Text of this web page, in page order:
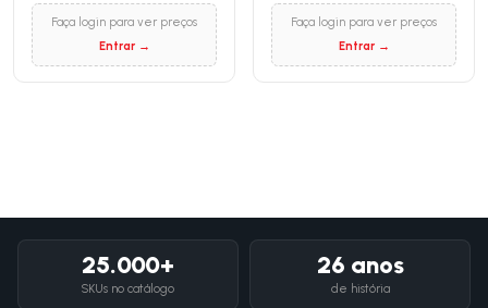
Faça login para ver preços
Entrar →
Faça login para ver preços
Entrar →
25.000+
SKUs no catálogo
26 anos
de história